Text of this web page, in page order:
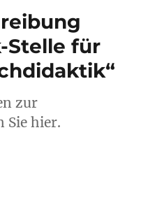
Stelle für
zur
Sie hier.